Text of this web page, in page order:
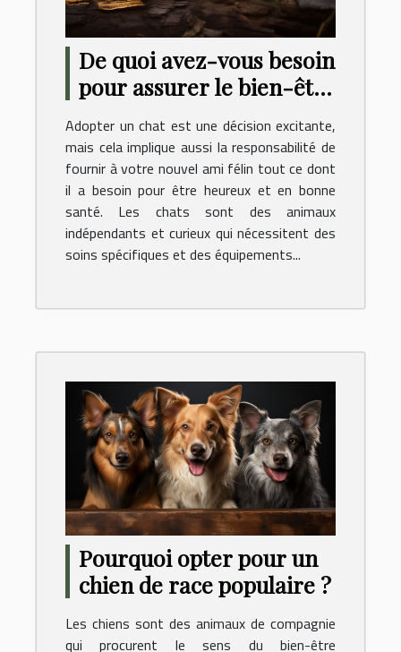
De quoi avez-vous besoin
pour assurer le bien-être
de votre chat ?
Adopter un chat est une décision excitante,
mais cela implique aussi la responsabilité de
fournir à votre nouvel ami félin tout ce dont
il a besoin pour être heureux et en bonne
santé. Les chats sont des animaux
indépendants et curieux qui nécessitent des
soins spécifiques et des équipements...
Pourquoi opter pour un
chien de race populaire ?
Les chiens sont des animaux de compagnie
qui procurent le sens du bien-être